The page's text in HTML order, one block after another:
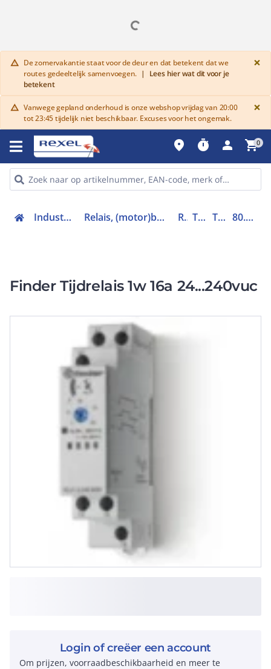
warning De zomervakantie staat voor de deur en dat betekent dat we
routes gedeeltelijk samenvoegen. |
Lees hier wat dit voor je
betekent
×
warning Vanwege gepland onderhoud is onze webshop vrijdag van 20:00
tot 23:45 tijdelijk niet beschikbaar. Excuses voor het ongemak.
×
place timer person shopping_cart0
Industriele componenten Relais, (motor)beveiliging en magneetschakelaars Relais Tijdrelais Tijdrelais 80.41.0.240.0000
Finder Tijdrelais 1w 16a 24...240vuc
Login of creëer een account
Om prijzen, voorraadbeschikbaarheid en meer te